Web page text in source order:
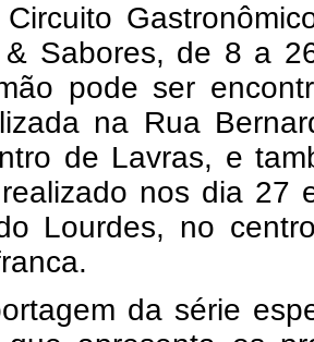
& Sabores, de 8 a
pode ser
na Rua
de Lavras, e
nos dia 27
Lourdes, no
da série